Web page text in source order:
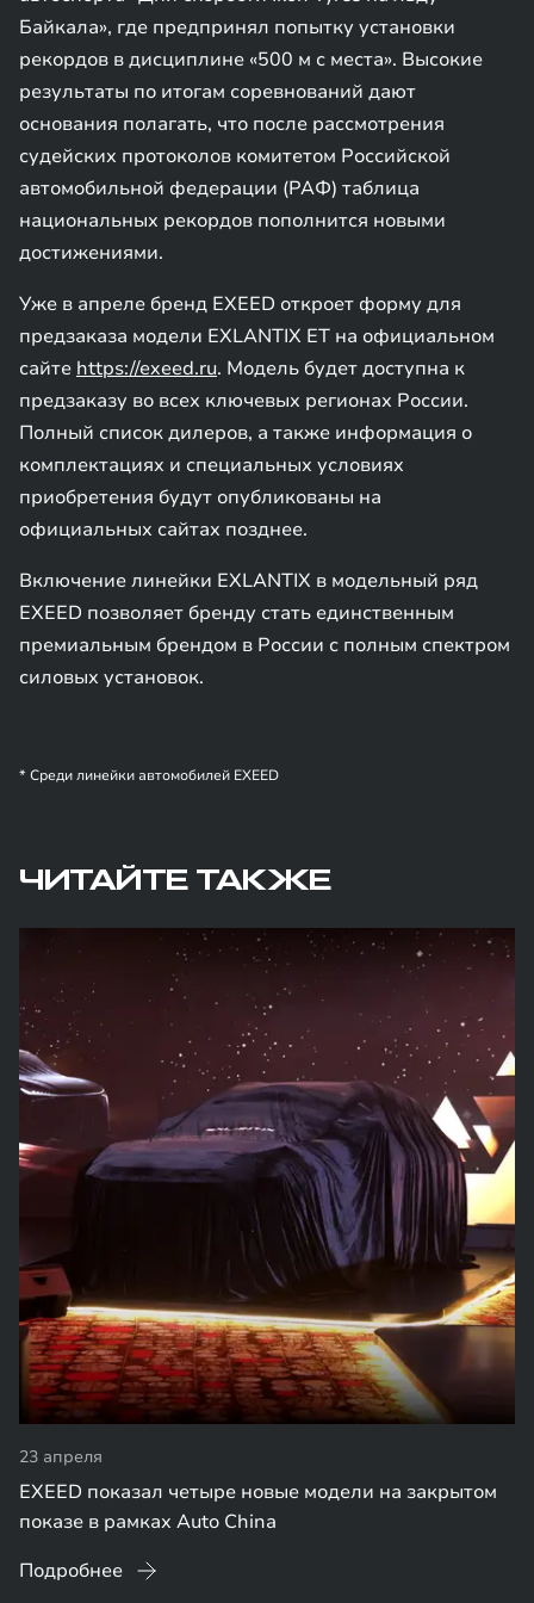
Байкала», где предпринял попытку установки
рекордов в дисциплине «500 м с места». Высокие
результаты по итогам соревнований дают
основания полагать, что после рассмотрения
судейских протоколов комитетом Российской
автомобильной федерации (РАФ) таблица
национальных рекордов пополнится новыми
достижениями.
Уже в апреле бренд EXEED откроет форму для
предзаказа модели EXLANTIX ET на официальном
сайте https://exeed.ru. Модель будет доступна к
предзаказу во всех ключевых регионах России.
Полный список дилеров, а также информация о
комплектациях и специальных условиях
приобретения будут опубликованы на
официальных сайтах позднее.
Включение линейки EXLANTIX в модельный ряд
EXEED позволяет бренду стать единственным
премиальным брендом в России с полным спектром
силовых установок.
* Среди линейки автомобилей EXEED
ЧИТАЙТЕ ТАКЖЕ
23 апреля
EXEED показал четыре новые модели на закрытом
показе в рамках Auto China
Подробнее